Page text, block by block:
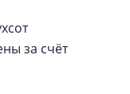
за счёт
как девелопер
проекты,
с генеральным